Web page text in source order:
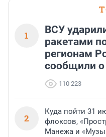
1
ВСУ
ракетами
регионам
сообщили
110 223
2
Куда пойти 31
флоксов,
Манежа и